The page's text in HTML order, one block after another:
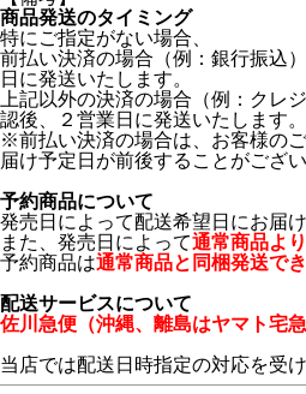
商品発送のタイミング
特にご指定がない場合、
前払い決済の場合（例：銀行振
日に発送いたします。
上記以外の決済の場合（例：ク
認後、２営業日に発送いたします。
※前払い決済の場合は、お客様の
届け予定日が前後することがござい
予約商品について
発売日によって配送希望日にお届
また、発売日によって通常商品よ
予約商品は通常商品と同梱発送でき
配送サービスについて
佐川急便（沖縄、離島はヤマト宅急
当店では配送日時指定の対応を受